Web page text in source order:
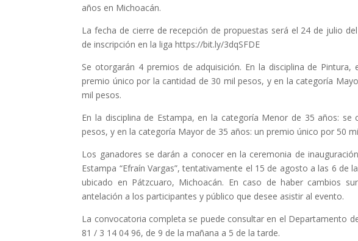
años en Michoacán.
La fecha de cierre de recepción de propuestas será el 24 de julio
de inscripción en la liga https://bit.ly/3dqSFDE
Se otorgarán 4 premios de adquisición. En la disciplina de
premio único por la cantidad de 30 mil pesos, y en la categoría
mil pesos.
En la disciplina de Estampa, en la categoría Menor de 35 años:
pesos, y en la categoría Mayor de 35 años: un premio único por 50
Los ganadores se darán a conocer en la ceremonia de
Estampa “Efraín Vargas”, tentativamente el 15 de agosto a las 6 de
ubicado en Pátzcuaro, Michoacán. En caso de haber cambios
antelación a los participantes y público que desee asistir al evento.
La convocatoria completa se puede consultar en el Departamento
81 / 3 14 04 96, de 9 de la mañana a 5 de la tarde.